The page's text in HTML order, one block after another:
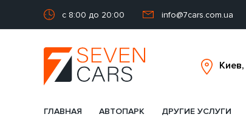
с 8:00 до 20:00 info@7cars.com.ua
ГЛАВНАЯ АВТОПАРК ДРУГИЕ УСЛУГИ